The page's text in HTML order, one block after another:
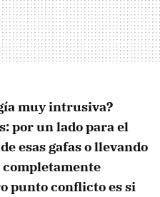
muy intrusiva?
por un lado para el
esas gafas o llevando
completamente
punto conflicto es si